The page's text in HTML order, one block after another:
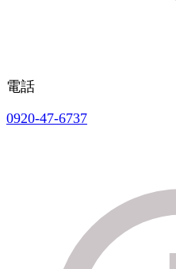
電話
0920-47-6737